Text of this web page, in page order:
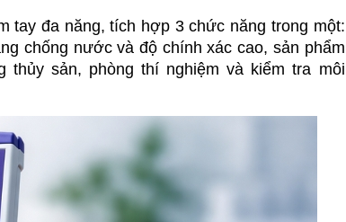
tay đa năng, tích hợp 3 chức năng trong một:
chống nước và độ chính xác cao, sản phẩm
sản, phòng thí nghiệm và kiểm tra môi